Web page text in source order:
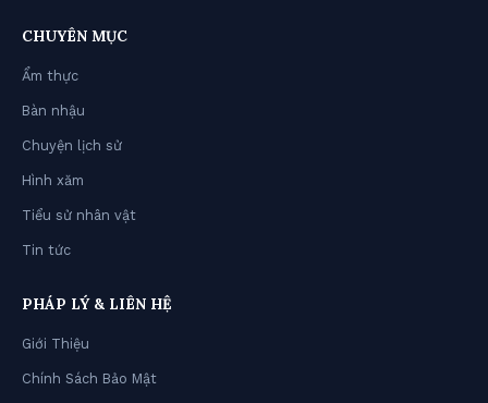
CHUYÊN MỤC
Ẩm thực
Bàn nhậu
Chuyện lịch sử
Hình xăm
Tiểu sử nhân vật
Tin tức
PHÁP LÝ & LIÊN HỆ
Giới Thiệu
Chính Sách Bảo Mật